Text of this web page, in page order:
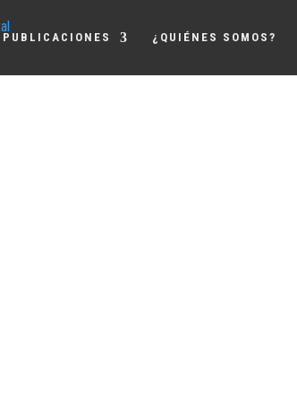
PUBLICACIONES ¿QUIÉNES SOMOS?